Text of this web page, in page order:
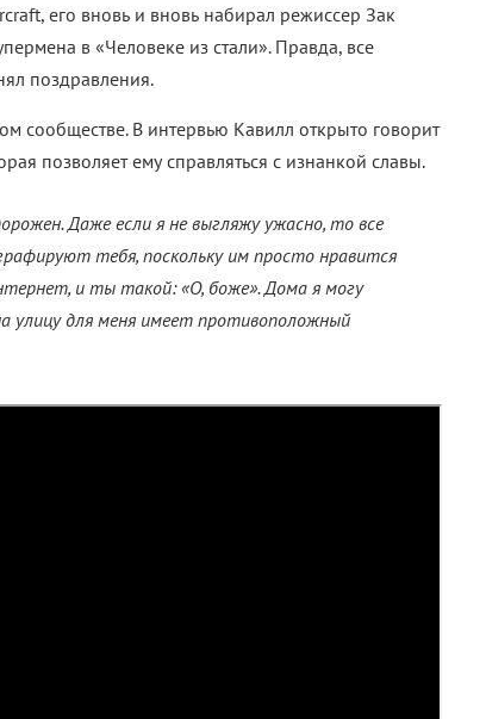
его вновь и вновь набирал режиссер Зак
в «Человеке из стали». Правда, все
поздравления.
сообществе. В интервью Кавилл открыто говорит
позволяет ему справляться с изнанкой славы.
Даже если я не выгляжу ужасно, то все
тебя, поскольку им просто нравится
и ты такой: «О, боже». Дома я могу
улицу для меня имеет противоположный